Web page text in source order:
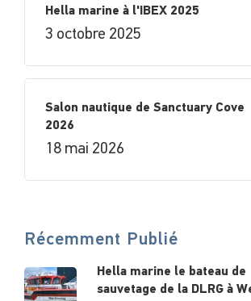
Hella marine à l'IBEX 2025
3 octobre 2025
Salon nautique de Sanctuary Cove
2026
18 mai 2026
Récemment Publié
Hella marine le bateau de
sauvetage de la DLRG à